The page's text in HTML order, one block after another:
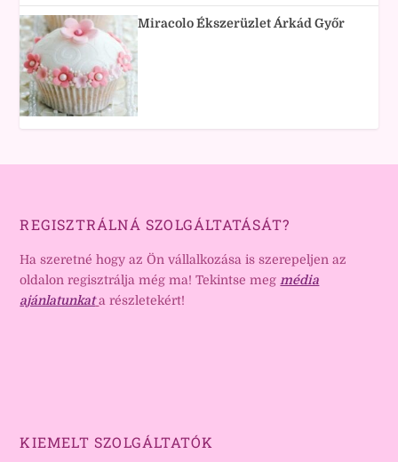
Miracolo Ékszerüzlet Árkád Győr
REGISZTRÁLNÁ SZOLGÁLTATÁSÁT?
Ha szeretné hogy az Ön vállalkozása is szerepeljen az
oldalon regisztrálja még ma! Tekintse megmédia
ajánlatunkat a részletekért!
KIEMELT SZOLGÁLTATÓK